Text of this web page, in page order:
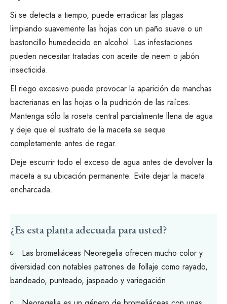
Si se detecta a tiempo, puede erradicar las plagas
limpiando suavemente las hojas con un paño suave o un
bastoncillo humedecido en alcohol. Las infestaciones
pueden necesitar tratadas con aceite de neem o jabón
insecticida.
El riego excesivo puede provocar la aparición de manchas
bacterianas en las hojas o la pudrición de las raíces.
Mantenga sólo la roseta central parcialmente llena de agua
y deje que el sustrato de la maceta se seque
completamente antes de regar.
Deje escurrir todo el exceso de agua antes de devolver la
maceta a su ubicación permanente. Evite dejar la maceta
encharcada.
¿Es esta planta adecuada para usted?
Las bromeliáceas Neoregelia ofrecen mucho color y
diversidad con notables patrones de follaje como rayado,
bandeado, punteado, jaspeado y variegación.